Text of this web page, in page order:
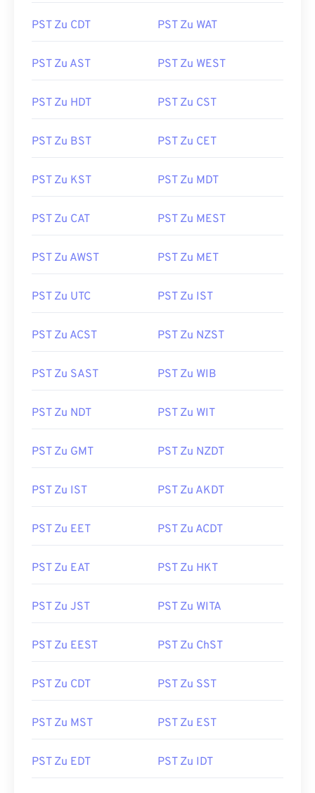
PST Zu CDT PST Zu WAT
PST Zu AST PST Zu WEST
PST Zu HDT PST Zu CST
PST Zu BST PST Zu CET
PST Zu KST PST Zu MDT
PST Zu CAT PST Zu MEST
PST Zu AWST PST Zu MET
PST Zu UTC PST Zu IST
PST Zu ACST PST Zu NZST
PST Zu SAST PST Zu WIB
PST Zu NDT PST Zu WIT
PST Zu GMT PST Zu NZDT
PST Zu IST PST Zu AKDT
PST Zu EET PST Zu ACDT
PST Zu EAT PST Zu HKT
PST Zu JST PST Zu WITA
PST Zu EEST PST Zu ChST
PST Zu CDT PST Zu SST
PST Zu MST PST Zu EST
PST Zu EDT PST Zu IDT